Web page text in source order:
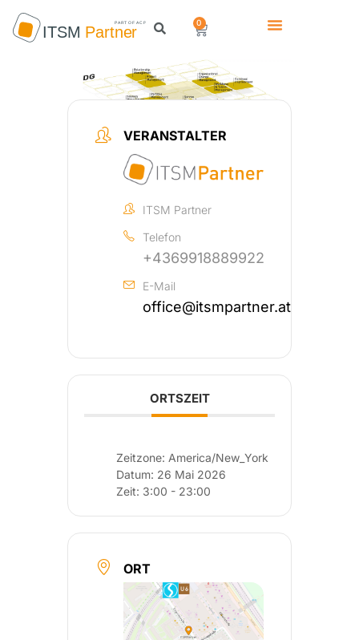
0
VERANSTALTER
ITSM Partner
Telefon
+4369918889922
E-Mail
office@itsmpartner.at
ORTSZEIT
Zeitzone: America/New_York
Datum: 26 Mai 2026
Zeit: 3:00 - 23:00
ORT